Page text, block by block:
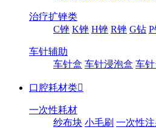
治疗扩锉类
C锉 K锉 H锉 R锉 G钻
车针辅助
车针盒 车针浸泡盒 车
口腔耗材类
一次性耗材
纱布块 小毛刷 一次性